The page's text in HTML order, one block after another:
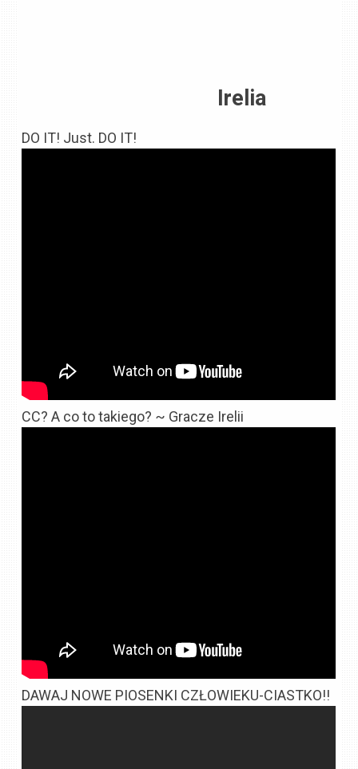
Irelia
DO IT! Just. DO IT!
CC? A co to takiego? ~ Gracze Irelii
DAWAJ NOWE PIOSENKI CZŁOWIEKU-CIASTKO!!